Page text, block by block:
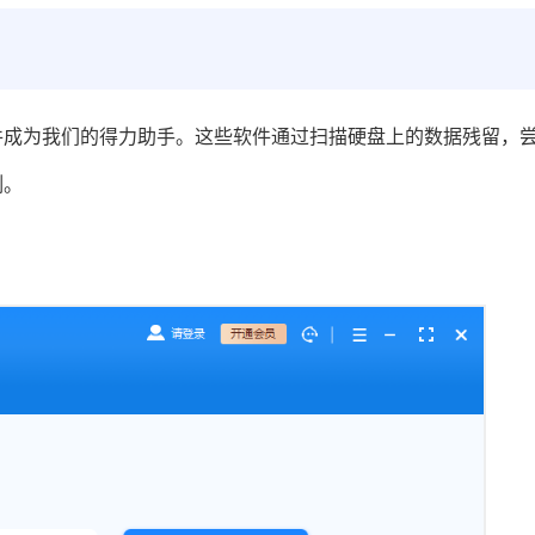
为我们的得力助手。这些软件通过扫描硬盘上的数据残留，